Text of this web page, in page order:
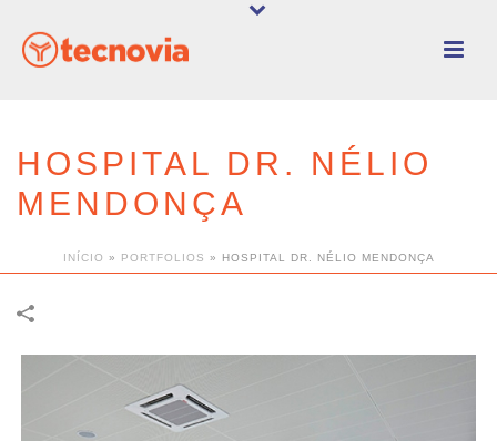
HOSPITAL DR. NÉLIO
MENDONÇA
INÍCIO » PORTFOLIOS » HOSPITAL DR. NÉLIO MENDONÇA